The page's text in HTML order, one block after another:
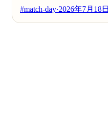
#match-day·2026年7月18日